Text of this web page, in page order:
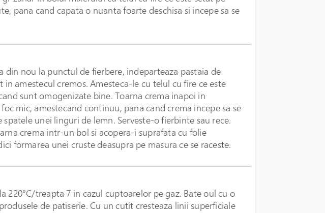
pana cand capata o nuanta foarte deschisa si incepe sa se
din nou la punctul de fierbere, indeparteaza pastaia de
amestecul cremos. Amesteca-le cu telul cu fire ce este
sunt omogenizate bine. Toarna crema inapoi in
mic, amestecand continuu, pana cand crema incepe sa se
spatele unei linguri de lemn. Serveste-o fierbinte sau rece.
crema intr-un bol si acopera-i suprafata cu folie
formarea unei cruste deasupra pe masura ce se raceste.
220°C/treapta 7 in cazul cuptoarelor pe gaz. Bate oul cu o
de patiserie. Cu un cutit cresteaza linii superficiale